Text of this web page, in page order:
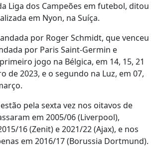
Liga dos Campeões em futebol, ditou
em Nyon, na Suíça.
por Roger Schmidt, que venceu
por Paris Saint-Germin e
jogo na Bélgica, em 14, 15, 21
de 2023, e o segundo na Luz, em 07,
pela sexta vez nos oitavos de
em 2005/06 (Liverpool),
16 (Zenit) e 2021/22 (Ajax), e nos
em 2016/17 (Borussia Dortmund).